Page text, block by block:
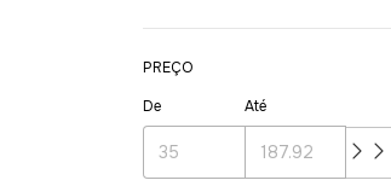
PREÇO
De
Até